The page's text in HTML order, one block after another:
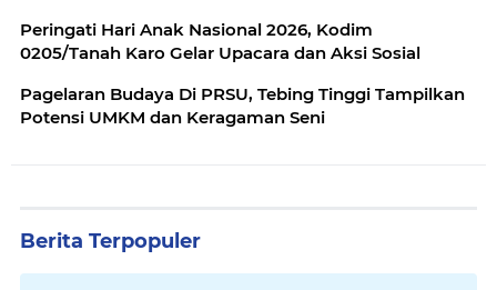
Peringati Hari Anak Nasional 2026, Kodim
0205/Tanah Karo Gelar Upacara dan Aksi Sosial
Pagelaran Budaya Di PRSU, Tebing Tinggi Tampilkan
Potensi UMKM dan Keragaman Seni
Berita Terpopuler